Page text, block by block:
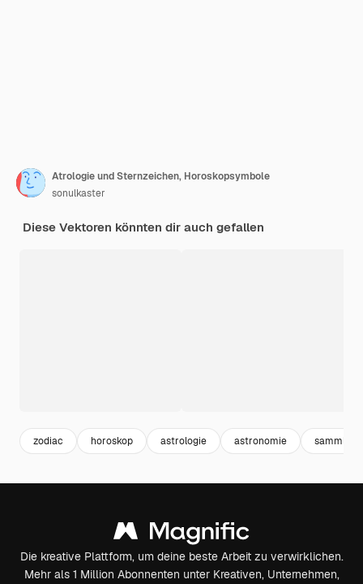
Atrologie und Sternzeichen, Horoskopsymbole
sonulkaster
Diese Vektoren könnten dir auch gefallen
zodiac horoskop astrologie astronomie sammlung
Die kreative Plattform, um deine beste Arbeit zu verwirklichen.
Mehr als 1 Million Abonnenten unter Kreativen, Unternehmen,